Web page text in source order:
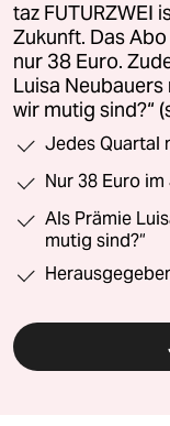
taz FUTURZWEI
Zukunft. Das
nur 38 Euro.
Luisa Neubauers
wir mutig sind?“
Jedes Quartal
Nur 38 Euro
Als Prämie
mutig sind?“